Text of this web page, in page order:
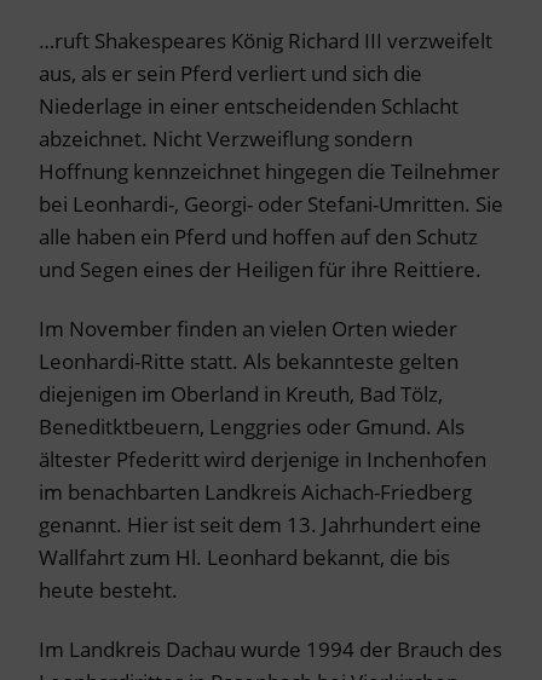
…ruft Shakespeares König Richard III verzweifelt
aus, als er sein Pferd verliert und sich die
Niederlage in einer entscheidenden Schlacht
abzeichnet. Nicht Verzweiflung sondern
Hoffnung kennzeichnet hingegen die Teilnehmer
bei Leonhardi-, Georgi- oder Stefani-Umritten. Sie
alle haben ein Pferd und hoffen auf den Schutz
und Segen eines der Heiligen für ihre Reittiere.
Im November finden an vielen Orten wieder
Leonhardi-Ritte statt. Als bekannteste gelten
diejenigen im Oberland in Kreuth, Bad Tölz,
Beneditktbeuern, Lenggries oder Gmund. Als
ältester Pfederitt wird derjenige in Inchenhofen
im benachbarten Landkreis Aichach-Friedberg
genannt. Hier ist seit dem 13. Jahrhundert eine
Wallfahrt zum Hl. Leonhard bekannt, die bis
heute besteht.
Im Landkreis Dachau wurde 1994 der Brauch des